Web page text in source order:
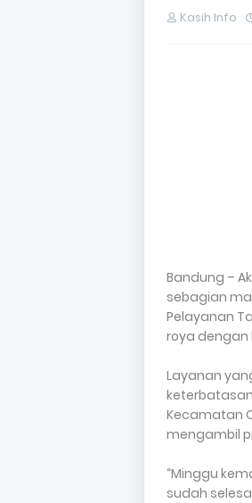
Kasih Info
Bandung –
sebagian
Pelayanan
roya dengan
Layanan
Kecamatan
mengambil
“Minggu
sudah